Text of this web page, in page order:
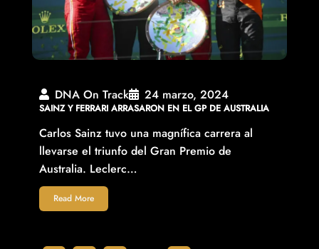
DNA On Track 24 marzo, 2024
SAINZ Y FERRARI ARRASARON EN EL GP DE AUSTRALIA
Carlos Sainz tuvo una magnífica carrera al
llevarse el triunfo del Gran Premio de
Australia. Leclerc…
Read More